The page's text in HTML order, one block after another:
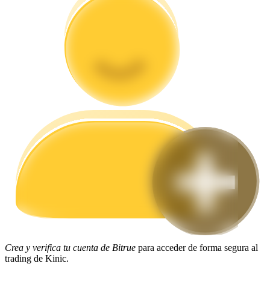
Guía de inicio de futuros
Crea y verifica tu cuenta de Bitrue para acceder de forma segura al
trading de Kinic.